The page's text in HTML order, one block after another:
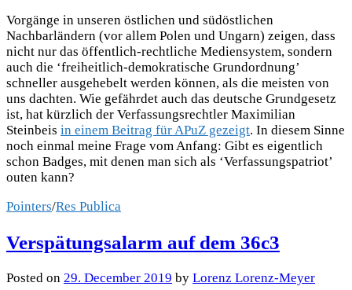
Vorgänge in unseren östlichen und südöstlichen
Nachbarländern (vor allem Polen und Ungarn) zeigen, dass
nicht nur das öffentlich-rechtliche Mediensystem, sondern
auch die ‘freiheitlich-demokratische Grundordnung’
schneller ausgehebelt werden können, als die meisten von
uns dachten. Wie gefährdet auch das deutsche Grundgesetz
ist, hat kürzlich der Verfassungsrechtler Maximilian
Steinbeis in einem Beitrag für APuZ gezeigt. In diesem Sinne
noch einmal meine Frage vom Anfang: Gibt es eigentlich
schon Badges, mit denen man sich als ‘Verfassungspatriot’
outen kann?
Pointers/Res Publica
Verspätungsalarm auf dem 36c3
Posted on 29. December 2019 by Lorenz Lorenz-Meyer